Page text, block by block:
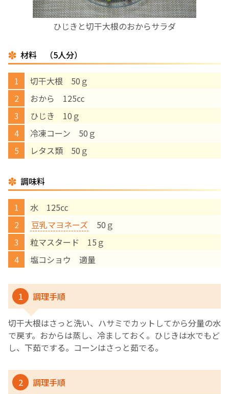
ひじきと切干大根のおからサラダ
材料 （5人分）
切干大根 50ｇ
おから 125㏄
ひじき 10ｇ
冷凍コーン 50ｇ
レタス類 50ｇ
調味料
水 125㏄
豆乳マヨネーズ 50ｇ
粒マスタード 15ｇ
塩コショウ 適量
1 調理手順
切干大根はさっと洗い、ハサミでカットしてから分量の水
で戻す。おからは蒸し、冷ましておく。ひじきは水でもど
し、下茹でする。コーンはさっと茹でる。
2 調理手順
予防接種
‘さんルーム’ でさまざまな講座・クラス
遠方にお住まいで当院での出産を希望される方へ
医師プロフィール